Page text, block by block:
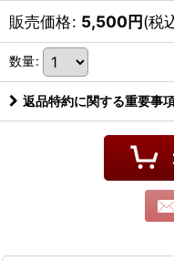
販売価格: 5,500円(税
数量:
返品特約に関する重要事